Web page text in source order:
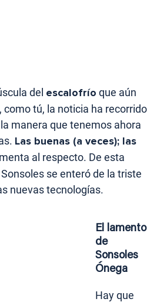
del escalofrío que aún
como tú, la noticia ha recorrido
manera que tenemos ahora
Las buenas (a veces); las
al respecto. De esta
se enteró de la triste
nuevas tecnologías.
El lamento
de
Sonsoles
Ónega
Hay que